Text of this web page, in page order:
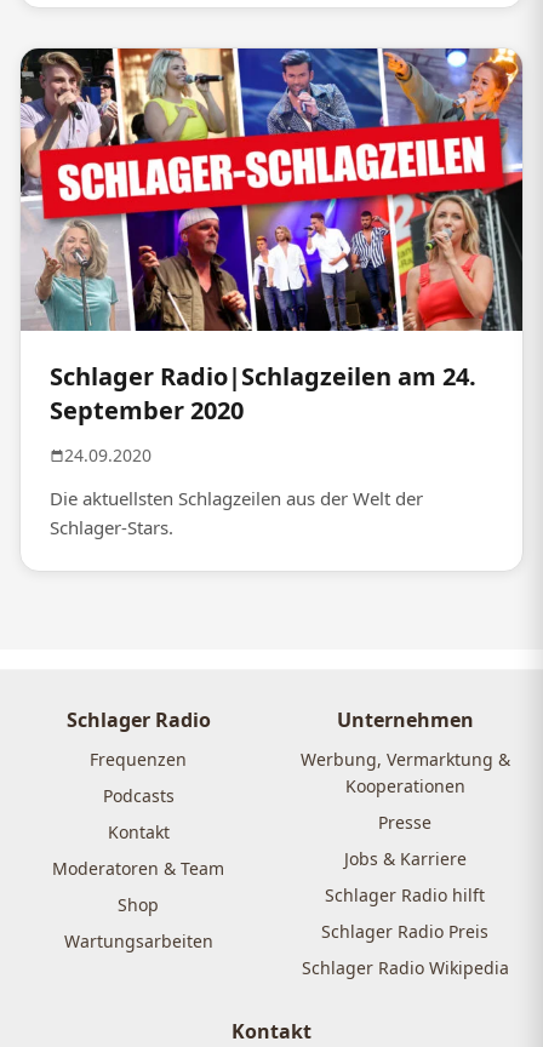
Schlager Radio|Schlagzeilen am 24.
September 2020
24.09.2020
Die aktuellsten Schlagzeilen aus der Welt der
Schlager-Stars.
Schlager Radio
Frequenzen
Podcasts
Kontakt
Moderatoren & Team
Shop
Wartungsarbeiten
Unternehmen
Werbung, Vermarktung &
Kooperationen
Presse
Jobs & Karriere
Schlager Radio hilft
Schlager Radio Preis
Schlager Radio Wikipedia
Kontakt